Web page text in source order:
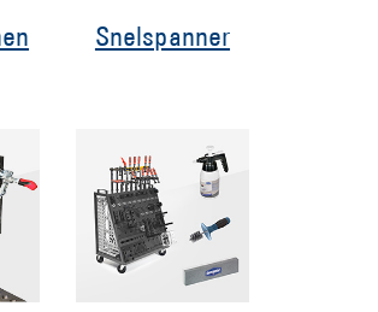
Snelspanner